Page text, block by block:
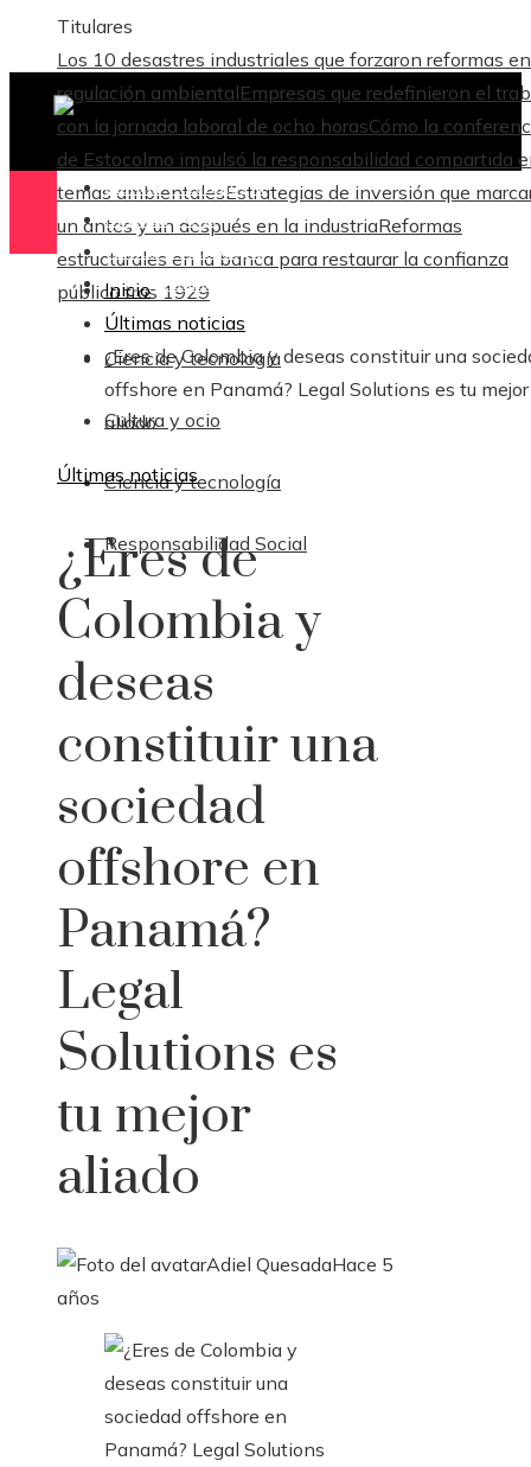
Titulares
Los 10 desastres industriales que forzaron reformas
regulación ambientalEmpresas que redefinieron el
con la jornada laboral de ocho horasCómo la
de Estocolmo impulsó la responsabilidad compartida
temas ambientalesEstrategias de inversión que
un antes y un después en la industriaReformas
estructurales en la banca para restaurar la confianza
pública tras 1929
Ciencia y tecnología
Cultura y ocio
Ciencia y tecnología
Responsabilidad Social
Ciencia y tecnología
Cultura y ocio
Ciencia y tecnología
Responsabilidad Social
Inicio
Últimas noticias
¿Eres de Colombia y deseas constituir una
offshore en Panamá? Legal Solutions es tu mejor
aliado
Últimas noticias
¿Eres de
Colombia y
deseas
constituir una
sociedad
offshore en
Panamá?
Legal
Solutions es
tu mejor
aliado
Adiel QuesadaHace 5
años